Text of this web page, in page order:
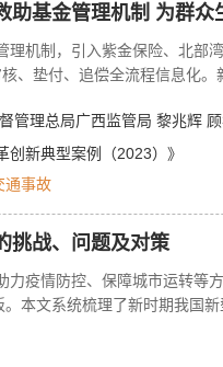
助基金管理机制 为群众
机制，引入紫金保险、北部
、垫付、追偿全流程信息化。
害人提供及时救助，化解社会
管理总局广西监管局 黎兆辉
创新典型案例（2023）》
通事故
挑战、问题及对策
力疫情防控、保障城市运转等
本文系统梳理了新时期我国
的智慧城市设计方法和系统工